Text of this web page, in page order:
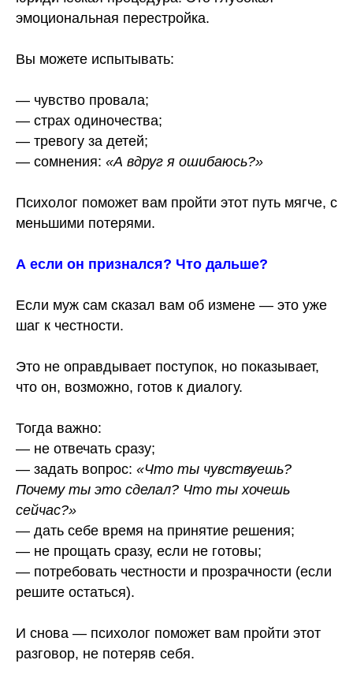
эмоциональная перестройка.
Вы можете испытывать:
— чувство провала;
— страх одиночества;
— тревогу за детей;
— сомнения: «А вдруг я ошибаюсь?»
Психолог поможет вам пройти этот путь мягче, с
меньшими потерями.
А если он признался? Что дальше?
Если муж сам сказал вам об измене — это уже
шаг к честности.
Это не оправдывает поступок, но показывает,
что он, возможно, готов к диалогу.
Тогда важно:
— не отвечать сразу;
— задать вопрос: «Что ты чувствуешь?
Почему ты это сделал? Что ты хочешь
сейчас?»
— дать себе время на принятие решения;
— не прощать сразу, если не готовы;
— потребовать честности и прозрачности (если
решите остаться).
И снова — психолог поможет вам пройти этот
разговор, не потеряв себя.